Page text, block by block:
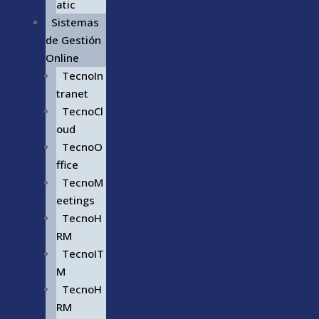
atic
Sistemas
de Gestión
Online
TecnoIn
tranet
TecnoCl
oud
TecnoO
ffice
TecnoM
eetings
TecnoH
RM
TecnoIT
M
TecnoH
RM